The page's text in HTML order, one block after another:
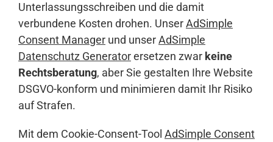
Unterlassungsschreiben und die damit
verbundene Kosten drohen. UnserAdSimple
Consent Manager und unserAdSimple
Datenschutz Generatorersetzen zwar keine
Rechtsberatung, aber Sie gestalten Ihre Website
DSGVO-konform und minimieren damit Ihr Risiko
auf Strafen.
Mit dem Cookie-Consent-Tool AdSimple Consent